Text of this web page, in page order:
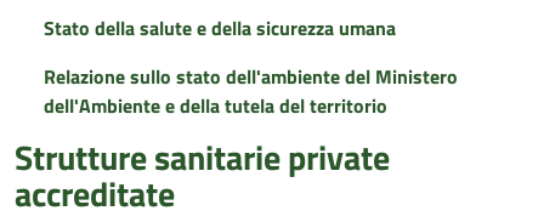
Stato della salute e della sicurezza umana
Relazione sullo stato dell'ambiente del Ministero
dell'Ambiente e della tutela del territorio
Strutture sanitarie private
accreditate